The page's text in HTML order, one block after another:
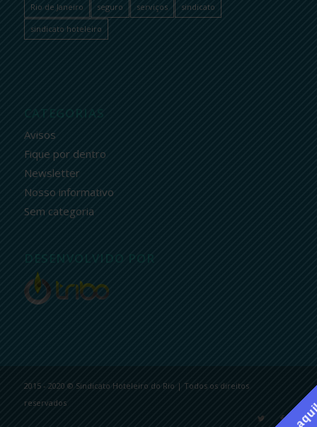
Rio de Janeiro seguro serviços sindicato
sindicato hoteleiro
CATEGORIAS
Avisos
Fique por dentro
Newsletter
Nosso informativo
Sem categoria
DESENVOLVIDO POR
2015 - 2020 © Sindicato Hoteleiro do Rio | Todos os direitos
reservados